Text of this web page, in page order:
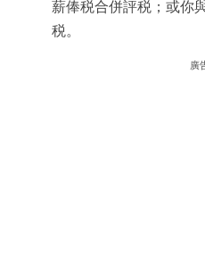
薪俸税合併評税；或你
税。
廣